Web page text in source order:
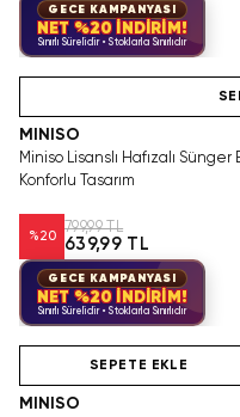
GECE KAMPANYASI
NET %20 İNDİRİM!
Sınırlı Sürelidir • Stoklarla Sınırlıdır
MINISO
Miniso Lisanslı Hafızalı
Konforlu Tasarım
%20
799,99 TL
639,99 TL
GECE KAMPANYASI
NET %20 İNDİRİM!
Sınırlı Sürelidir • Stoklarla Sınırlıdır
SEPETE EKLE
MINISO